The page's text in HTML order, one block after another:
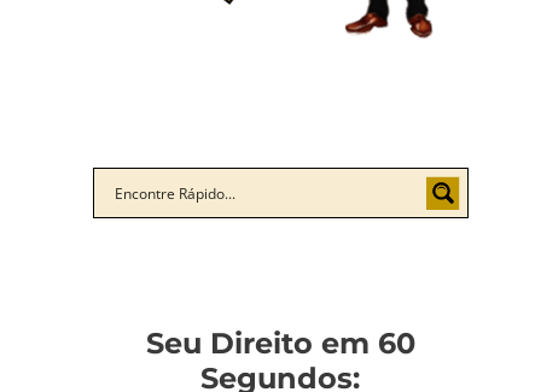
Seu Direito em 60
Segundos: